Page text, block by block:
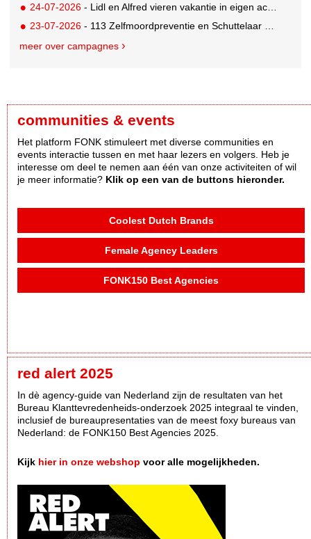
24-07-2026 - Lidl en Alfred vieren vakantie in eigen achtertuin
23-07-2026 - 113 Zelfmoordpreventie en Schuttelaar & Partners richten bewustwordingscampagne op mannen
meer over campagnes
communities & events
Het platform FONK stimuleert met diverse communities en
events interactie tussen en met haar lezers en volgers. Heb je
interesse om deel te nemen aan één van onze activiteiten of wil
je meer informatie? Klik op een van de buttons hieronder.
Coolest Dutch Brands
Female Agency Leaders
FONK150 Best Agencies
red alert 2025
In dè agency-guide van Nederland zijn de resultaten van het
Bureau Klanttevredenheids-onderzoek 2025 integraal te vinden,
inclusief de bureaupresentaties van de meest foxy bureaus van
Nederland: de FONK150 Best Agencies 2025.
Kijk hier in onze webshop voor alle mogelijkheden.